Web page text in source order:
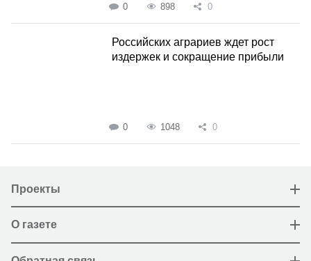
0 898 0
Российских аграриев ждет рост
издержек и сокращение прибыли
0 1048 0
Проекты
О газете